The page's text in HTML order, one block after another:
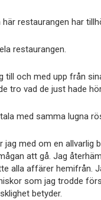
restaurangen har
restaurangen.
till och med upp från
tro vad de just hade
med samma lugna
jag med om en allvarlig
att gå. Jag
alla affärer hemifrån.
som jag trodde
betyder.